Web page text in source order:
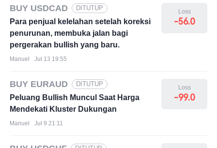
BUY USDCAD DITUTUP
Para penjual kelelahan setelah koreksi
penurunan, membuka jalan bagi
pergerakan bullish yang baru.
Loss
-56.0
Manuel Jul 13 19:55
BUY EURAUD DITUTUP
Peluang Bullish Muncul Saat Harga
Mendekati Kluster Dukungan
Loss
-99.0
Manuel Jul 9 21:11